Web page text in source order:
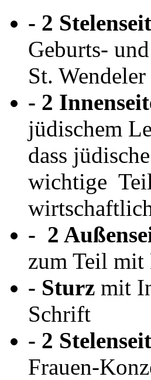
- 2
Geburts-
St.
- 2
jüdischem
dass
wichtige
- 2
zum Teil mit
- Sturz mit
Schrift
- 2
Frauen-